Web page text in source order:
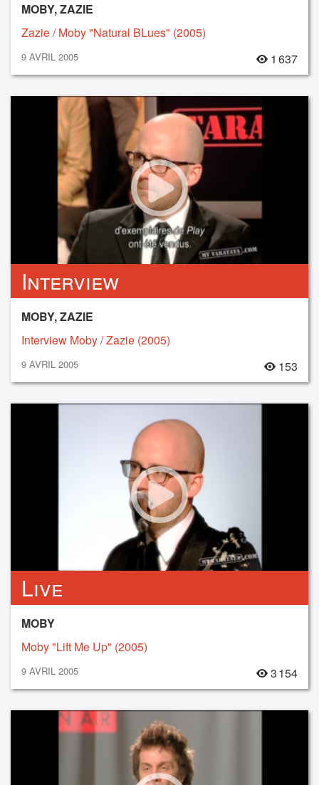
MOBY, ZAZIE
Zazie / Moby "Natural BLues" (2005)
9 AVRIL 2005 1 637
Interview
MOBY, ZAZIE
Interview Moby / Zazie (2005)
9 AVRIL 2005 153
Live
MOBY
Moby "Lift Me Up" (2005)
9 AVRIL 2005 3 154